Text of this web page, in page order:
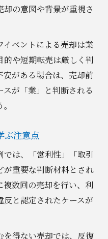
却の意図や背景が重視さ
ベントによる売却は業
的や短期転売は厳しく判
がある場合は、売却前
が「業」と判断される
ぶ注意点
は、「営利性」「取引
が重要な判断材料とされ
数回の売却を行い、利
と認定されたケースが
を得ない売却では、反復